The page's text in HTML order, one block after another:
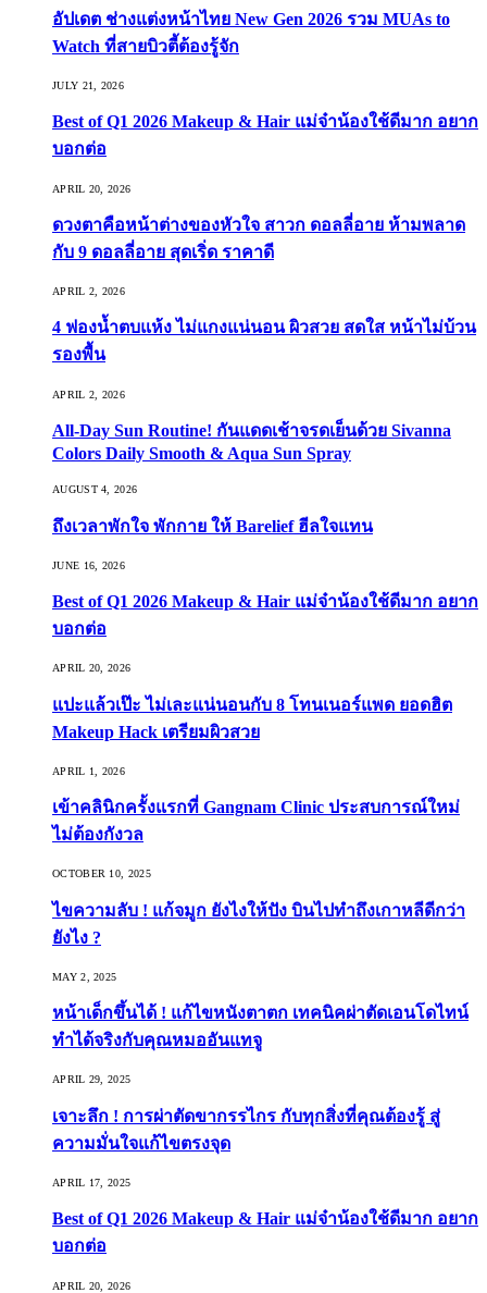
อัปเดต ช่างแต่งหน้าไทย New Gen 2026 รวม MUAs to
Watch ที่สายบิวตี้ต้องรู้จัก
JULY 21, 2026
Best of Q1 2026 Makeup & Hair แม่จ๋าน้องใช้ดีมาก อยาก
บอกต่อ
APRIL 20, 2026
ดวงตาคือหน้าต่างของหัวใจ สาวก ดอลลี่อาย ห้ามพลาด
กับ 9 ดอลลี่อาย สุดเริ่ด ราคาดี
APRIL 2, 2026
4 ฟองน้ำตบแห้ง ไม่แกงแน่นอน ผิวสวย สดใส หน้าไม่บ้วน
รองพื้น
APRIL 2, 2026
All-Day Sun Routine! กันแดดเช้าจรดเย็นด้วย Sivanna
Colors Daily Smooth & Aqua Sun Spray
AUGUST 4, 2026
ถึงเวลาพักใจ พักกาย ให้ Barelief ฮีลใจแทน
JUNE 16, 2026
Best of Q1 2026 Makeup & Hair แม่จ๋าน้องใช้ดีมาก อยาก
บอกต่อ
APRIL 20, 2026
แปะแล้วเป๊ะ ไม่เละแน่นอนกับ 8 โทนเนอร์แพด ยอดฮิต
Makeup Hack เตรียมผิวสวย
APRIL 1, 2026
เข้าคลินิกครั้งแรกที่ Gangnam Clinic ประสบการณ์ใหม่
ไม่ต้องกังวล
OCTOBER 10, 2025
ไขความลับ ! แก้จมูก ยังไงให้ปัง บินไปทำถึงเกาหลีดีกว่า
ยังไง ?
MAY 2, 2025
หน้าเด็กขึ้นได้ ! แก้ไขหนังตาตก เทคนิคผ่าตัดเอนโดไทน์
ทำได้จริงกับคุณหมออันแทจู
APRIL 29, 2025
เจาะลึก ! การผ่าตัดขากรรไกร กับทุกสิ่งที่คุณต้องรู้ สู่
ความมั่นใจแก้ไขตรงจุด
APRIL 17, 2025
Best of Q1 2026 Makeup & Hair แม่จ๋าน้องใช้ดีมาก อยาก
บอกต่อ
APRIL 20, 2026